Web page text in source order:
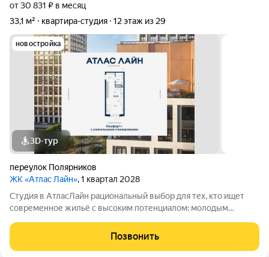
от 30 831 ₽ в месяц
33,1 м²
квартира-студия 12 этаж из 29
новостройка
3D-тур
переулок Полярников
ЖК «Атлас Лайн», 1 квартал 2028
Студия в АтласЛайн рациональный выбор для тех, кто ищет
современное жильё с высоким потенциалом: молодым
планировка позволяет эффективно организовать
пространство и использовать для дохода от
Позвонить